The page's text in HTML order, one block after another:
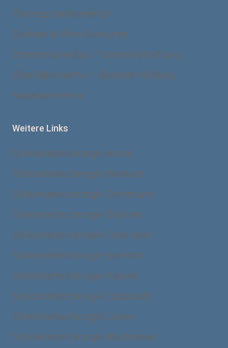
Ohrmuschelkorrektur
Definierte Kinn-Konturen
Unterlidkorrektur / Unterlidstraffung
Oberlidkorrektur / Oberlidstraffung
Nasenkorrektur
Weitere Links
Schönheitschirurgie Ahlen
Schönheitschirurgie Beckum
Schönheitschirurgie Dortmund
Schönheitschirurgie Dülmen
Schönheitschirurgie Gütersloh
Schönheitschirurgie Iserlohn
Schönheitschirurgie Kamen
Schönheitschirurgie Lippstadt
Schönheitschirurgie Lünen
Schönheitschirurgie Möhnesee